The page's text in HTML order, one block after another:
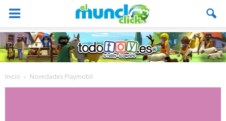
Inicio Novedades Playmobil